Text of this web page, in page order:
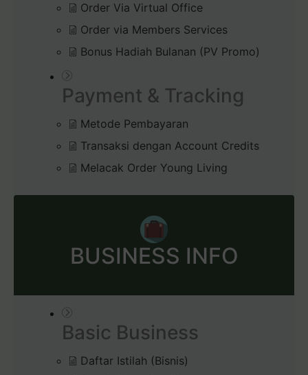
Order Via Virtual Office
Order via Members Services
Bonus Hadiah Bulanan (PV Promo)
Payment & Tracking
Metode Pembayaran
Transaksi dengan Account Credits
Melacak Order Young Living
BUSINESS INFO
Basic Business
Daftar Istilah (Bisnis)